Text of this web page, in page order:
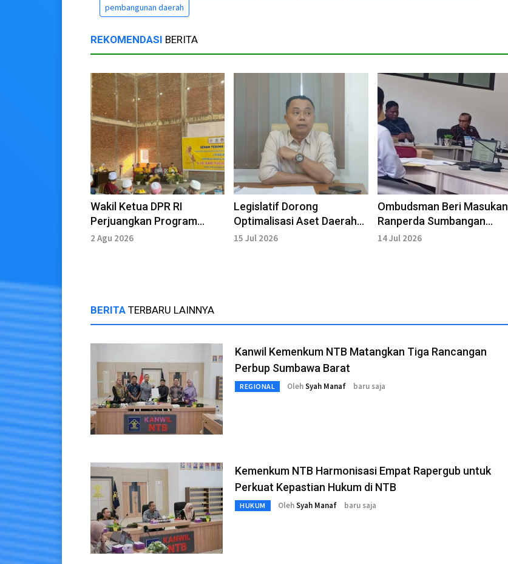
pembangunan daerah
REKOMENDASI BERITA
Wakil Ketua DPR RI
Perjuangkan Program
Pembangunan untuk
2 Agu 2026
Legislatif Dorong
Optimalisasi Aset Daerah
untuk Tingkatkan PAD
15 Jul 2026
Ombudsman Beri Masukan
Ranperda Sumbangan
Pendidikan NTB
14 Jul 2026
BERITA TERBARU LAINNYA
Kanwil Kemenkum NTB Matangkan Tiga Rancangan
Perbup Sumbawa Barat
REGIONAL OlehSyah Manaf baru saja
Kemenkum NTB Harmonisasi Empat Rapergub untuk
Perkuat Kepastian Hukum di NTB
HUKUM OlehSyah Manaf baru saja